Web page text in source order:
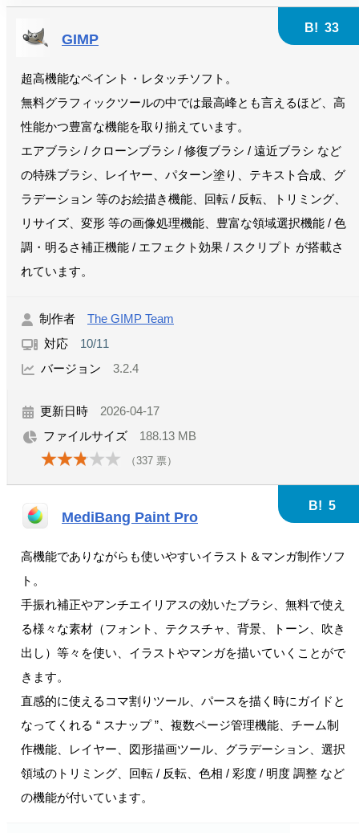
GIMP
B! 33
超高機能なペイント・レタッチソフト。
無料グラフィックツールの中では最高峰とも言えるほど、高
性能かつ豊富な機能を取り揃えています。
エアブラシ / クローンブラシ / 修復ブラシ / 遠近ブラシ など
の特殊ブラシ、レイヤー、パターン塗り、テキスト合成、グ
ラデーション 等のお絵描き機能、回転 / 反転、トリミング、
リサイズ、変形 等の画像処理機能、豊富な領域選択機能 / 色
調・明るさ補正機能 / エフェクト効果 / スクリプト が搭載さ
れています。
制作者 The GIMP Team
対応 10/11
バージョン 3.2.4
更新日時 2026-04-17
ファイルサイズ 188.13 MB
（337 票）
MediBang Paint Pro
B! 5
高機能でありながらも使いやすいイラスト＆マンガ制作ソフ
ト。
手振れ補正やアンチエイリアスの効いたブラシ、無料で使え
る様々な素材（フォント、テクスチャ、背景、トーン、吹き
出し）等々を使い、イラストやマンガを描いていくことがで
きます。
直感的に使えるコマ割りツール、パースを描く時にガイドと
なってくれる “ スナップ ”、複数ページ管理機能、チーム制
作機能、レイヤー、図形描画ツール、グラデーション、選択
領域のトリミング、回転 / 反転、色相 / 彩度 / 明度 調整 など
の機能が付いています。